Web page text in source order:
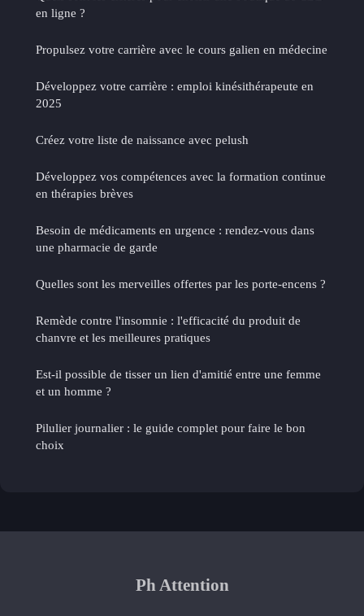
en ligne ?
Propulsez votre carrière avec le cours galien en médecine
Développez votre carrière : emploi kinésithérapeute en
2025
Créez votre liste de naissance avec pelush
Développez vos compétences avec la formation continue
en thérapies brèves
Besoin de médicaments en urgence : rendez-vous dans
une pharmacie de garde
Quelles sont les merveilles offertes par les porte-encens ?
Remède contre l'insomnie : l'efficacité du produit de
chanvre et les meilleures pratiques
Est-il possible de tisser un lien d'amitié entre une femme
et un homme ?
Pilulier journalier : le guide complet pour faire le bon
choix
Ph Attention